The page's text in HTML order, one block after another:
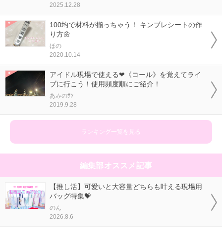
2025.12.28
100均で材料が揃っちゃう！ キンブレシートの作
り方🌼
ほの
2020.10.14
アイドル現場で使える❤《コール》を覚えてライ
ブに行こう！使用頻度順にご紹介！
あみのｻﾝ
2019.9.28
ランキング一覧を見る
編集部オススメ記事
【推し活】可愛いと大容量どちらも叶える現場用
バッグ特集💝
のん
2026.8.6